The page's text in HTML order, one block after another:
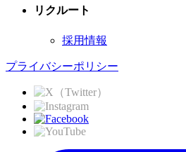
リクルート
採用情報
プライバシーポリシー